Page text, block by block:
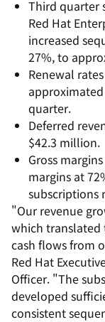
Third quarter
Red Hat
increased
27%, to
Renewal
quarter.
Deferred
$42.3 million.
Gross
margins at
subscriptions
"Our revenue
which translated
cash flows from
Red Hat
Officer. "The
developed
consistent